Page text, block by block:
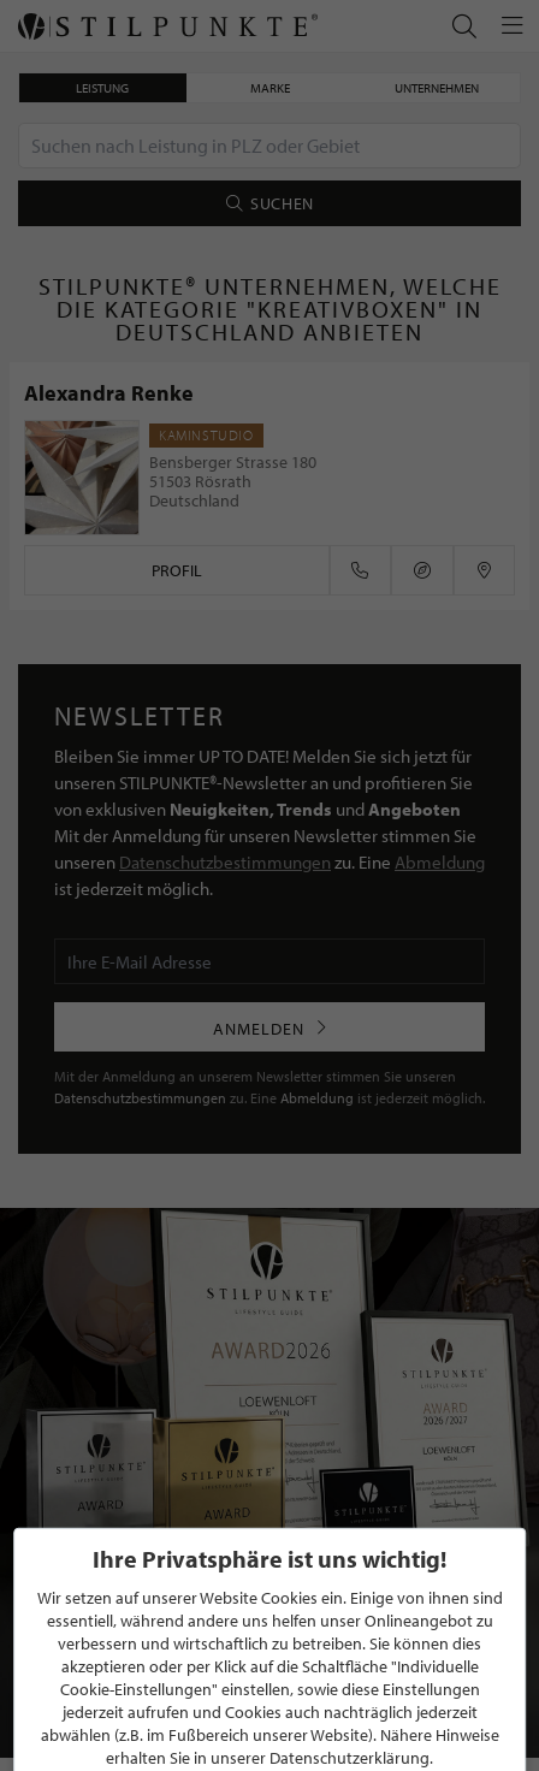
LEISTUNG MARKE UNTERNEHMEN
SUCHEN
STILPUNKTE® UNTERNEHMEN, WELCHE
DIE KATEGORIE "KREATIVBOXEN" IN
DEUTSCHLAND ANBIETEN
Alexandra Renke
KAMINSTUDIO
Bensberger Strasse 180
51503 Rösrath
Deutschland
PROFIL
NEWSLETTER
Bleiben Sie immer UP TO DATE! Melden Sie sich jetzt für
unseren STILPUNKTE®-Newsletter an und profitieren Sie
von exklusiven Neuigkeiten, Trends undAngeboten
Mit der Anmeldung für unseren Newsletter stimmen Sie
unseren Datenschutzbestimmungen zu. Eine Abmeldung
ist jederzeit möglich.
ANMELDEN
Mit der Anmeldung an unserem Newsletter stimmen Sie unseren
Datenschutzbestimmungen zu. Eine Abmeldung ist jederzeit möglich.
BEWERBEN SIE SICH FÜR EINE GRATIS
MITGLIEDSCHAFT BEI STILPUNKTE®
JETZT GRATIS BEWERBEN
Ihre Privatsphäre ist uns wichtig!
Wir setzen auf unserer Website Cookies ein. Einige von ihnen sind
essentiell, während andere uns helfen unser Onlineangebot zu
verbessern und wirtschaftlich zu betreiben. Sie können dies
akzeptieren oder per Klick auf die Schaltfläche "Individuelle
Cookie-Einstellungen" einstellen, sowie diese Einstellungen
jederzeit aufrufen und Cookies auch nachträglich jederzeit
abwählen (z.B. im Fußbereich unserer Website). Nähere Hinweise
erhalten Sie in unserer Datenschutzerklärung.